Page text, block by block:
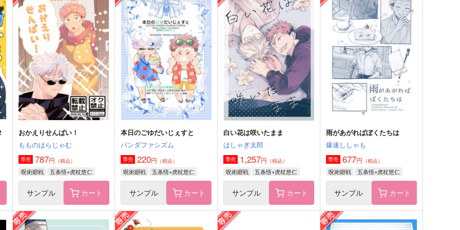
死が二人を分つとも
カニカマチャーハン
787円（税込）
五条悟×虎杖悠仁
サンプル 作品詳細
シンデレラフューチャー
AnZ館
1,022円（税込）
五条悟×虎杖悠仁
サンプル 作品詳細
うちのかわいい子虎ちゃん3
ゴビョウ
629 円（税込）
五条悟×虎杖悠仁
サンプル 作品詳細
さとうとハチミツ05
M31
110円（税込）
五条悟×虎杖悠仁
サンプル 作品詳細
おかえりせんぱい！
もものはらじゃむ
専売 787円 （税込）
呪術廻戦 五条悟×虎杖悠仁
サンプル カート
本日のごゆだいじぇすと
パンダファシズム
専売 220円 （税込）
呪術廻戦 五条悟×虎杖悠仁
サンプル カート
白い花は咲いたまま
はしゃぎ太郎
専売 1,257円 （税込）
呪術廻戦 五条悟×虎杖悠仁
サンプル カート
雨があがればぼくたちは
爆速ししゃも
専売 677円 （税込）
呪術廻戦 五条悟×虎杖悠仁
サンプル カート